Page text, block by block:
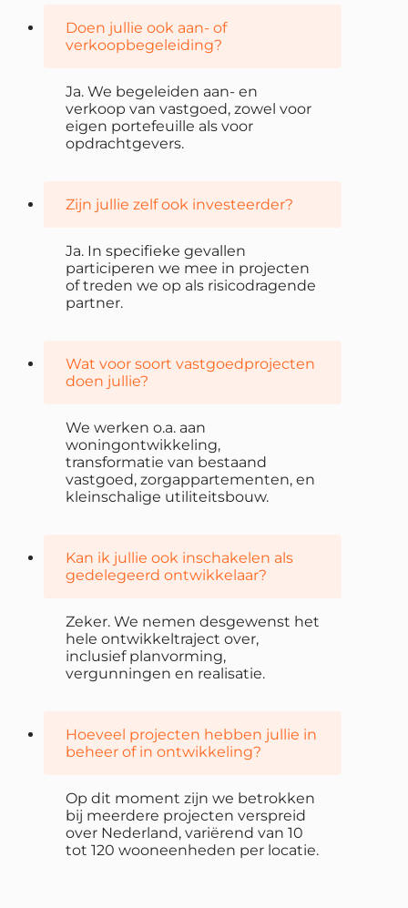
Doen jullie ook aan- of
verkoopbegeleiding?
Ja. We begeleiden aan- en
verkoop van vastgoed, zowel voor
eigen portefeuille als voor
opdrachtgevers.
Zijn jullie zelf ook investeerder?
Ja. In specifieke gevallen
participeren we mee in projecten
of treden we op als risicodragende
partner.
Wat voor soort vastgoedprojecten
doen jullie?
We werken o.a. aan
woningontwikkeling,
transformatie van bestaand
vastgoed, zorgappartementen, en
kleinschalige utiliteitsbouw.
Kan ik jullie ook inschakelen als
gedelegeerd ontwikkelaar?
Zeker. We nemen desgewenst het
hele ontwikkeltraject over,
inclusief planvorming,
vergunningen en realisatie.
Hoeveel projecten hebben jullie in
beheer of in ontwikkeling?
Op dit moment zijn we betrokken
bij meerdere projecten verspreid
over Nederland, variërend van 10
tot 120 wooneenheden per locatie.